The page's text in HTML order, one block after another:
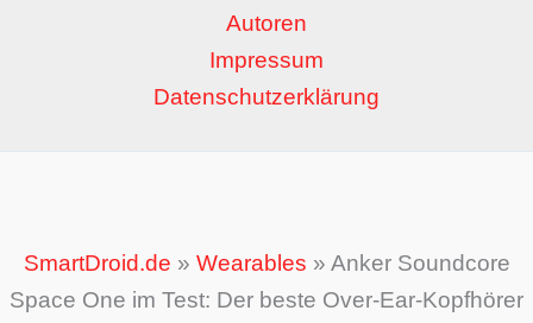
Autoren
Impressum
Datenschutzerklärung
SmartDroid.de » Wearables » Anker Soundcore
Space One im Test: Der beste Over-Ear-Kopfhörer